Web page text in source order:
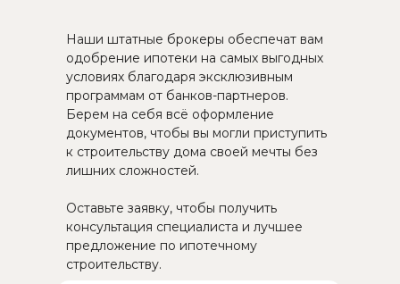
Наши штатные брокеры обеспечат вам
одобрение ипотеки на самых выгодных
условиях благодаря эксклюзивным
программам от банков-партнеров.
Берем на себя всё оформление
документов, чтобы вы могли приступить
к строительству дома своей мечты без
лишних сложностей.
Оставьте заявку, чтобы получить
консультация специалиста и лучшее
предложение по ипотечному
строительству.